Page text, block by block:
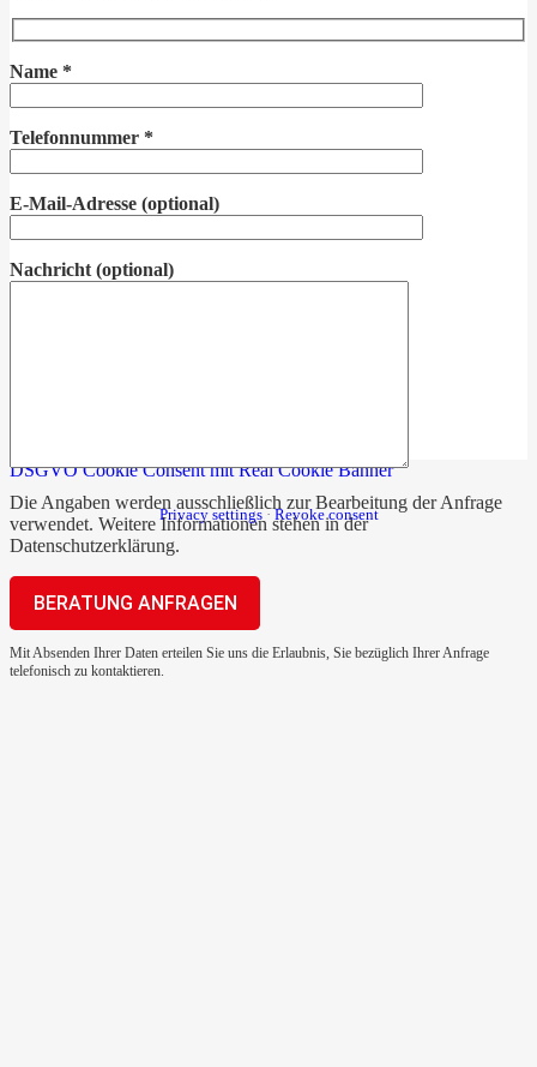
Name *
Telefonnummer *
E-Mail-Adresse (optional)
Nachricht (optional)
Die Angaben werden ausschließlich zur Bearbeitung der Anfrage
verwendet. Weitere Informationen stehen in der
Datenschutzerklärung.
Mit Absenden Ihrer Daten erteilen Sie uns die Erlaubnis, Sie bezüglich Ihrer Anfrage
telefonisch zu kontaktieren.
DSGVO Cookie Consent mit Real Cookie Banner
Privacy settings ·Revoke consent